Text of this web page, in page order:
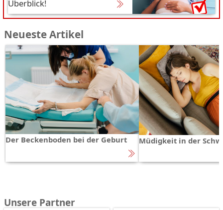
Überblick!
Neueste Artikel
Der Beckenboden bei der Geburt Müdigkeit in der
Unsere Partner